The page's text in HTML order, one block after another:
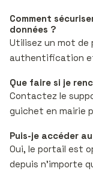
Comment
données ?
Utilisez un mot de
authentification
Que faire si je
Contactez le
guichet en mairie
Puis-je accéder
Oui, le portail est
depuis n’importe